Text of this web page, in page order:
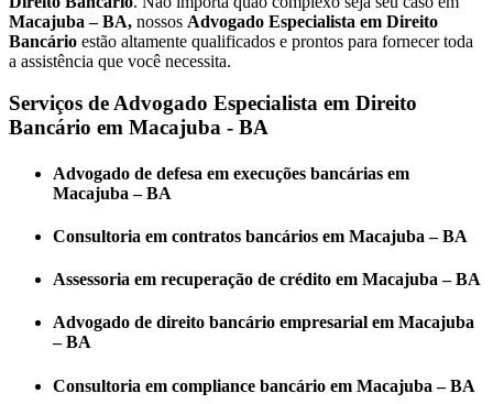
Macajuba – BA, nossos Advogado Especialista em Direito
Bancário estão altamente qualificados e prontos para fornecer toda
a assistência que você necessita.
Serviços de Advogado Especialista em Direito
Bancário em Macajuba - BA
Advogado de defesa em execuções bancárias em
Macajuba – BA
Consultoria em contratos bancários em Macajuba – BA
Assessoria em recuperação de crédito em Macajuba – BA
Advogado de direito bancário empresarial em Macajuba
– BA
Consultoria em compliance bancário em Macajuba – BA